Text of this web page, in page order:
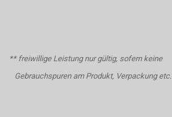
** freiwillige Leistung nur gültig, sofern keine
Gebrauchspuren am Produkt, Verpackung etc.